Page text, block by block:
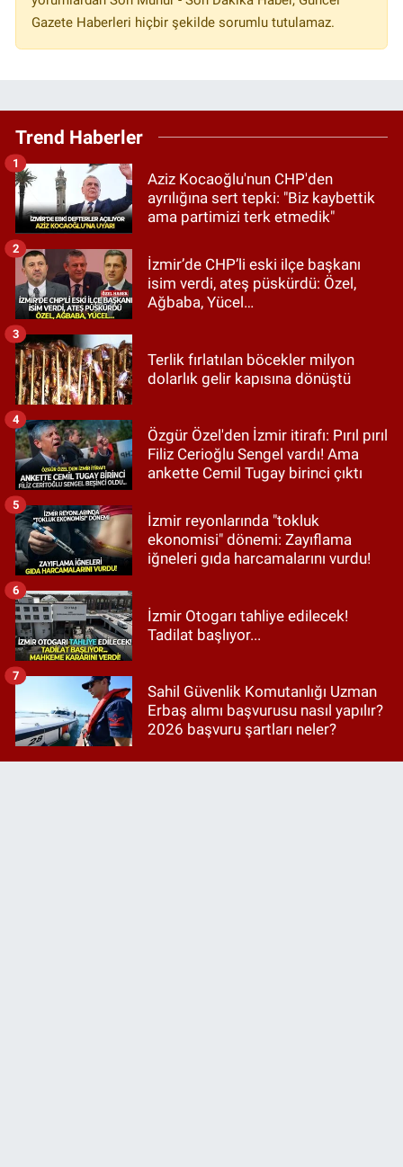
Gazete Haberleri hiçbir şekilde sorumlu tutulamaz.
Trend Haberler
Aziz Kocaoğlu'nun CHP'den
ayrılığına sert tepki: "Biz kaybettik
ama partimizi terk etmedik"
1
İzmir’de CHP’li eski ilçe başkanı
isim verdi, ateş püskürdü: Özel,
Ağbaba, Yücel…
2
Terlik fırlatılan böcekler milyon
dolarlık gelir kapısına dönüştü
3
Özgür Özel'den İzmir itirafı: Pırıl pırıl
Filiz Cerioğlu Sengel vardı! Ama
ankette Cemil Tugay birinci çıktı
4
İzmir reyonlarında "tokluk
ekonomisi" dönemi: Zayıflama
iğneleri gıda harcamalarını vurdu!
5
İzmir Otogarı tahliye edilecek!
Tadilat başlıyor...
6
Sahil Güvenlik Komutanlığı Uzman
Erbaş alımı başvurusu nasıl yapılır?
2026 başvuru şartları neler?
7